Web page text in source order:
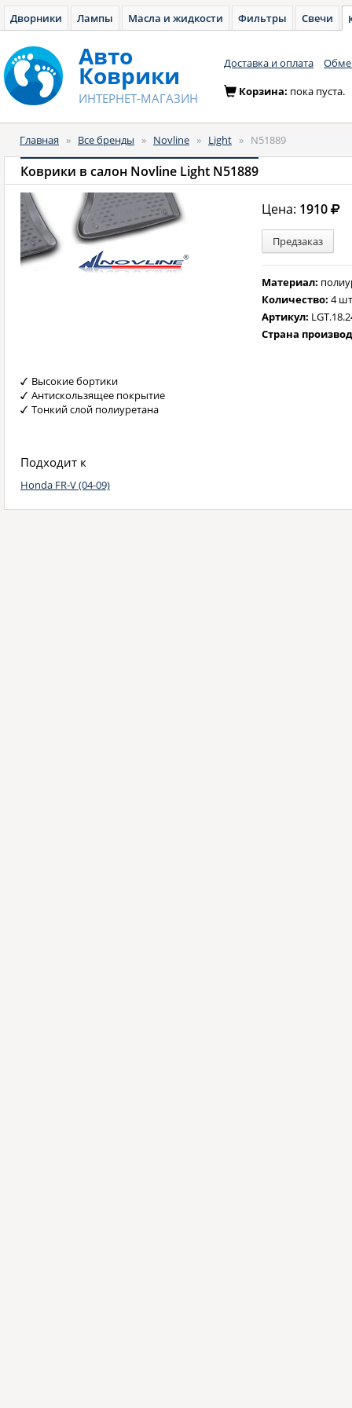
Дворники Лампы Масла и жидкости Фильтры Свечи
Авто
Коврики
ИНТЕРНЕТ-МАГАЗИН
Доставка и оплата
Корзина: пока пуста.
Главная » Все бренды » Novline » Light » N51889
Коврики в салон Novline Light N51889
Цена: 1910
Предзаказ
Материал:
Количество:4
Артикул:
Страна
Высокие бортики
Антискользящее покрытие
Тонкий слой полиуретана
Подходит к
Honda FR-V (04-09)